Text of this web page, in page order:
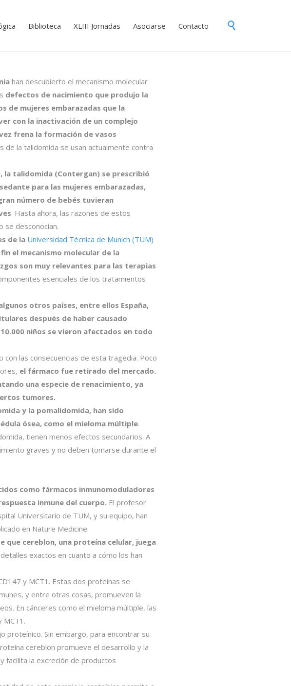
Skip
Biblioteca XLIII Jornadas Asociarse Contacto 
han descubierto el mecanismo molecular
defectos de nacimiento que produjo la
de mujeres embarazadas que la
con la inactivación de un complejo
frena la formación de vasos
de la talidomida se usan actualmente contra
la talidomida (Contergan) se prescribió
para las mujeres embarazadas,
número de bebés tuvieran
. Hasta ahora, las razones de estos
se desconocían.
de la Universidad Técnica de Munich (TUM)
el mecanismo molecular de la
son muy relevantes para las terapias
esenciales de los tratamientos
otros países, entre ellos España,
después de haber causado
niños se vieron afectados en todo
las consecuencias de esta tragedia. Poco
el fármaco fue retirado del mercado.
una especie de renacimiento, ya
tumores.
y la pomalidomida, han sido
ósea, como el mieloma múltiple.
tienen menos efectos secundarios. A
graves y no deben tomarse durante el
como fármacos inmunomoduladores
inmune del cuerpo. El profesor
Universitario de TUM, y su equipo, han
en Nature Medicine.
cereblon, una proteína celular, juega
exactos en cuanto a cómo los han
y MCT1. Estas dos proteínas se
y entre otras cosas, promueven la
En cánceres como el mieloma múltiple, las
MCT1.
proteínico. Sin embargo, para encontrar su
cereblon promueve el desarrollo y la
facilita la excreción de productos